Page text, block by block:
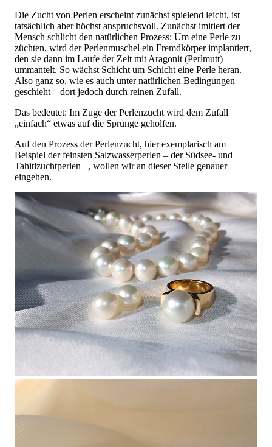
Die Zucht von Perlen erscheint zunächst spielend leicht, ist
tatsächlich aber höchst anspruchsvoll. Zunächst imitiert der
Mensch schlicht den natürlichen Prozess: Um eine Perle zu
züchten, wird der Perlenmuschel ein Fremdkörper implantiert,
den sie dann im Laufe der Zeit mit Aragonit (Perlmutt)
ummantelt. So wächst Schicht um Schicht eine Perle heran.
Also ganz so, wie es auch unter natürlichen Bedingungen
geschieht – dort jedoch durch reinen Zufall.
Das bedeutet: Im Zuge der Perlenzucht wird dem Zufall
„einfach“ etwas auf die Sprünge geholfen.
Auf den Prozess der Perlenzucht, hier exemplarisch am
Beispiel der feinsten Salzwasserperlen – der Südsee- und
Tahitizuchtperlen –, wollen wir an dieser Stelle genauer
eingehen.